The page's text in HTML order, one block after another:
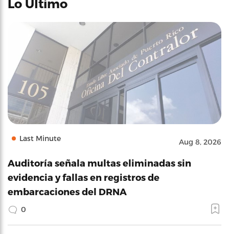
Lo Último
Last Minute Aug 8, 2026
Auditoría señala multas eliminadas sin
evidencia y fallas en registros de
embarcaciones del DRNA
0